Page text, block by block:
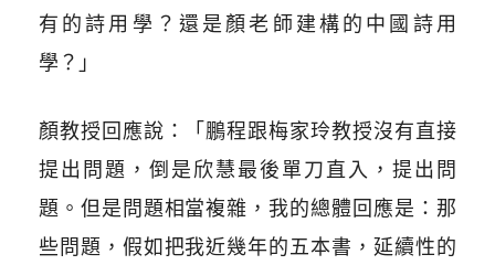
有的詩用學？還是顏老師建構的中國詩用
學？」
顏教授回應說：「鵬程跟梅家玲教授沒有直接
提出問題，倒是欣慧最後單刀直入，提出問
題。但是問題相當複雜，我的總體回應是：那
些問題，假如把我近幾年的五本書，延續性的